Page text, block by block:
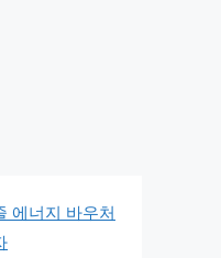
에너지 바우처